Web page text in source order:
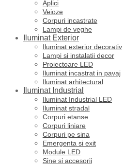
Aplici
Veioze
Corpuri incastrate
Lampi de veghe
Iluminat Exterior
Iluminat exterior decorativ
Lampi si instalatii decor
Proiectoare LED
Iluminat incastrat in pavaj
Iluminat arhitectural
Iluminat Industrial
Iluminat Industrial LED
Iluminat stradal
Corpuri etanse
Corpuri liniare
Corpuri pe sina
Emergenta si exit
Module LED
Sine si accesorii